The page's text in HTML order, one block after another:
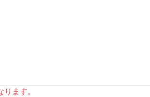
ます。